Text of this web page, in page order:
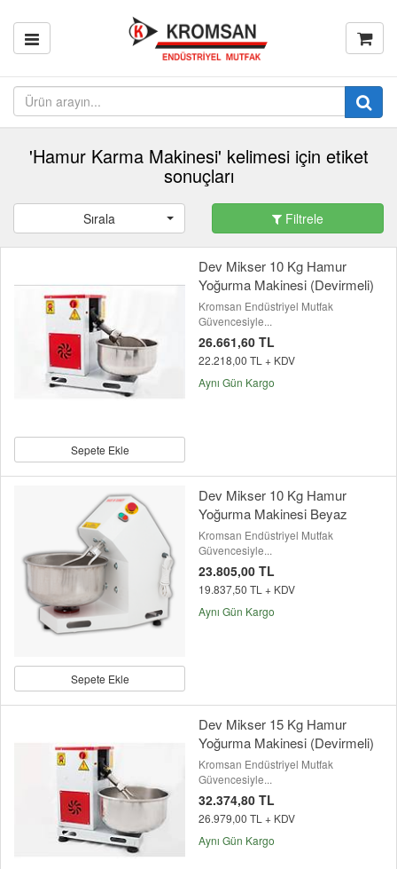
'Hamur Karma Makinesi' kelimesi için etiket
sonuçları
Sırala Filtrele
Sepete Ekle
Dev Mikser 10 Kg Hamur
Yoğurma Makinesi (Devirmeli)
Kromsan Endüstriyel Mutfak
Güvencesiyle...
26.661,60 TL
22.218,00 TL + KDV
Aynı Gün Kargo
Sepete Ekle
Dev Mikser 10 Kg Hamur
Yoğurma Makinesi Beyaz
Kromsan Endüstriyel Mutfak
Güvencesiyle...
23.805,00 TL
19.837,50 TL + KDV
Aynı Gün Kargo
Dev Mikser 15 Kg Hamur
Yoğurma Makinesi (Devirmeli)
Kromsan Endüstriyel Mutfak
Güvencesiyle...
32.374,80 TL
26.979,00 TL + KDV
Aynı Gün Kargo